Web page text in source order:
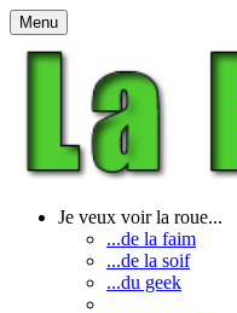
Menu
Je veux voir la roue...
...de la faim
...de la soif
...du geek